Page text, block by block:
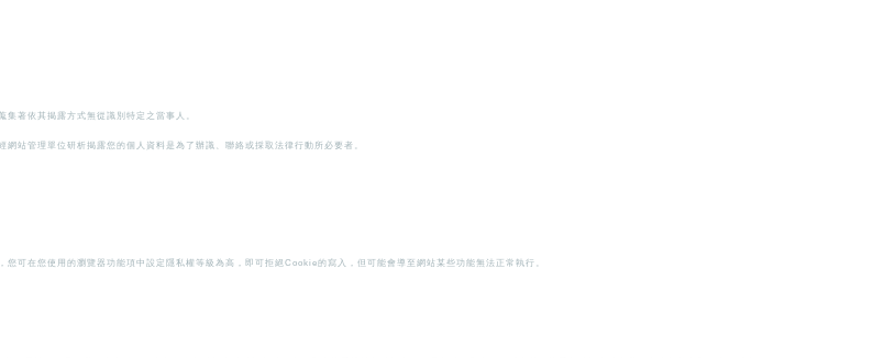
著依其揭露方式無從識別特定之當事人。
站管理單位研析揭露您的個人資料是為了辦識、聯絡或採取法律行動所必要者。
可在您使用的瀏覽器功能項中設定隱私權等級為高，即可拒絕Cookie的寫入，但可能會導至網站某些功能無法正常執行。